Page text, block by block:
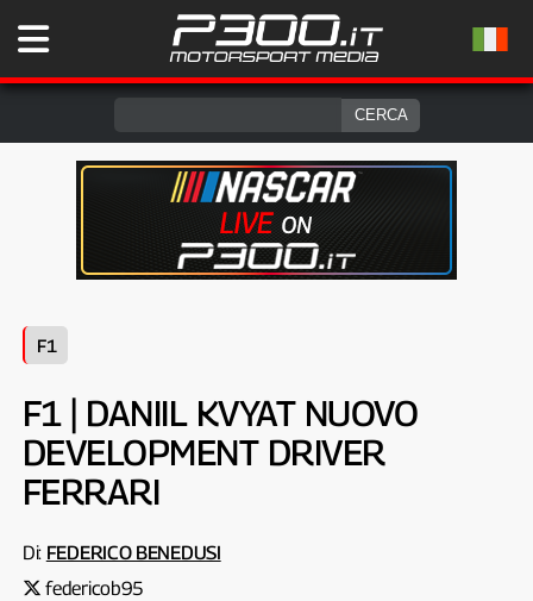
F1
F1 | DANIIL KVYAT NUOVO
DEVELOPMENT DRIVER
FERRARI
Di: FEDERICO BENEDUSI
federicob95